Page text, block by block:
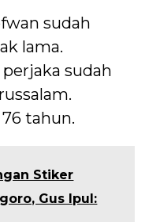
sudah
lama.
sudah
tahun.
Stiker
Gus Ipul: